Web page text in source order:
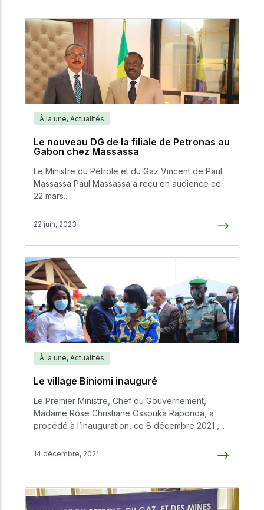
À la une, Actualités
Le nouveau DG de la filiale de Petronas au
Gabon chez Massassa
Le Ministre du Pétrole et du Gaz Vincent de Paul
Massassa Paul Massassa a reçu en audience ce
22 mars...
22 juin, 2023
À la une, Actualités
Le village Biniomi inauguré
Le Premier Ministre, Chef du Gouvernement,
Madame Rose Christiane Ossouka Raponda, a
procédé à l’inauguration, ce 8 décembre 2021 ,...
14 décembre, 2021